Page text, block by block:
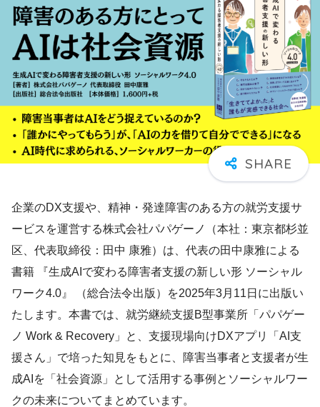
企業のDX支援や、精神・発達障害のある方の就労支援サ
ービスを運営する株式会社パパゲーノ（本社：東京都杉並
区、代表取締役：田中 康雅）は、代表の田中康雅による
書籍 『生成AIで変わる障害者支援の新しい形 ソーシャル
ワーク4.0』 （総合法令出版）を2025年3月11日に出版い
たします。本書では、就労継続支援B型事業所「パパゲー
ノ Work & Recovery」と、支援現場向けDXアプリ「AI支
援さん」で培った知見をもとに、障害当事者と支援者が生
成AIを「社会資源」として活用する事例とソーシャルワー
クの未来についてまとめています。